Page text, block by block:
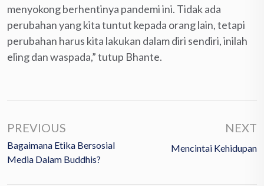
menyokong berhentinya pandemi ini. Tidak ada
perubahan yang kita tuntut kepada orang lain, tetapi
perubahan harus kita lakukan dalam diri sendiri, inilah
eling dan waspada,” tutup Bhante.
PREVIOUS
Bagaimana Etika Bersosial
Media Dalam Buddhis?
NEXT
Mencintai Kehidupan